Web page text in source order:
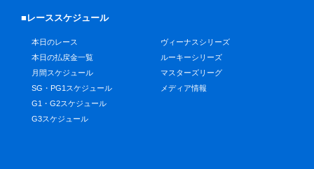
■レーススケジュール
本日のレース
本日の払戻金一覧
月間スケジュール
SG・PG1スケジュール
G1・G2スケジュール
G3スケジュール
ヴィーナスシリーズ
ルーキーシリーズ
マスターズリーグ
メディア情報